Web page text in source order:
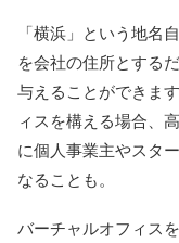
「横浜」という地名
を会社の住所とする
与えることができま
ィスを構える場合、
に個人事業主やスタ
なることも。
バーチャルオフィス